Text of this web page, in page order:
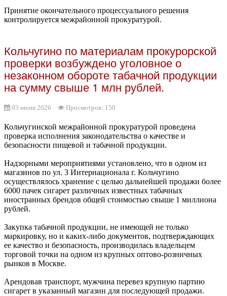
Принятие окончательного процессуального решения
контролируется межрайонной прокуратурой.
Кольчугино по материалам прокурорской
проверки возбуждено уголовное о
незаконном обороте табачной продукции
на сумму свыше 1 млн рублей.
03 июня 2026 Просмотров: 150
Кольчугинской межрайонной прокуратурой проведена
проверка исполнения законодательства о качестве и
безопасности пищевой и табачной продукции.
Надзорными мероприятиями установлено, что в одном из
магазинов по ул. 3 Интернационала г. Кольчугино
осуществлялось хранение с целью дальнейшей продажи более
6000 пачек сигарет различных известных табачных
иностранных брендов общей стоимостью свыше 1 миллиона
рублей.
Закупка табачной продукции, не имеющей не только
маркировку, но и каких-либо документов, подтверждающих
ее качество и безопасность, производилась владельцем
торговой точки на одном из крупных оптово-розничных
рынков в Москве.
Арендовав транспорт, мужчина перевез крупную партию
сигарет в указанный магазин для последующей продажи.